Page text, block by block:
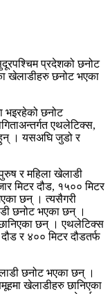
प्रदेशको छनोट
खेलाडीहरु छनोट भएका
छनोट
एथलेटिक्स,
। यसअघि जुडो र
र महिला खेलाडी
मिटर दौड, १५०० मिटर
छन् । त्यसैगरी
छनोट भएका छन् ।
छन् । एथलेटिक्स
र ४०० मिटर दौडतर्फ
छनोट भएका छन् ।
खेलाडीहरु छानिएका